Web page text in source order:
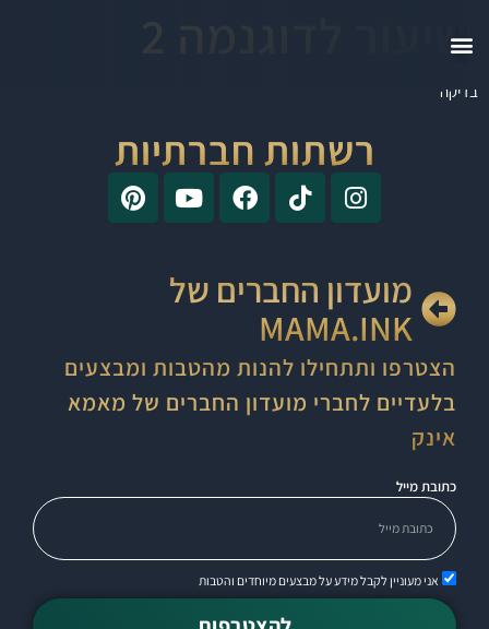
שיעור לדוגנמה 2
בדיקה
רשתות חברתיות
מועדון החברים של
MAMA.INK
הצטרפו ותתחילו להנות מהטבות ומבצעים
בלעדיים לחברי מועדון החברים של מאמא
אינק
כתובת מייל
אני מעוניין לקבל מידע על מבצעים מיוחדים והטבות